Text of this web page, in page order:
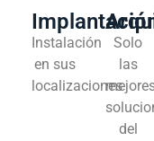
Instalación
en sus
localizaciones
Solo
las
del